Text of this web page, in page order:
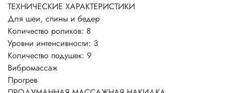
ТЕХНИЧЕСКИЕ ХАРАКТЕРИСТИКИ
Для шеи, cпины и бедер
Количество роликов: 8
Уровни интенсивности: 3
Количество подушек: 9
Вибромассаж
Прогрев